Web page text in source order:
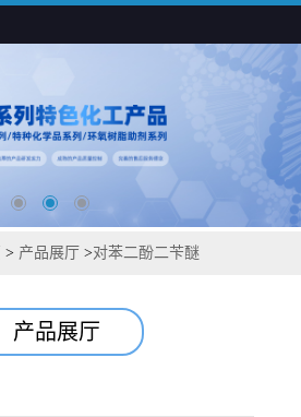
> 产品展厅 >对苯二酚二苄醚
产品展厅